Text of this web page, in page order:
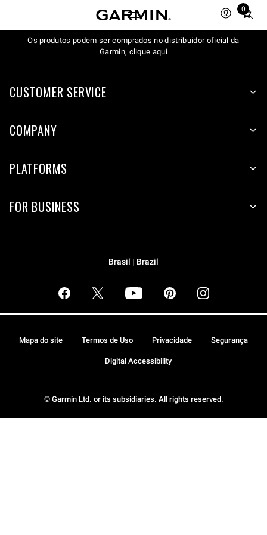
0
Total
items
in
Os produtos podem ser comprados no distribuidor oficial da
Garmin, clique aqui
CUSTOMER SERVICE
COMPANY
PLATFORMS
FOR BUSINESS
Brasil | Brazil
© Garmin Ltd. or its subsidiaries. All rights reserved.
Mapa do site Termos de Uso Privacidade Segurança
Digital Accessibility